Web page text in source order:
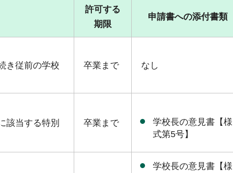
許可する
期限
申請書への添付書類
き従前の学校
卒業まで なし
該当する特別
卒業まで
学校長の意見書【様
式第5号】
学校長の意見書【様